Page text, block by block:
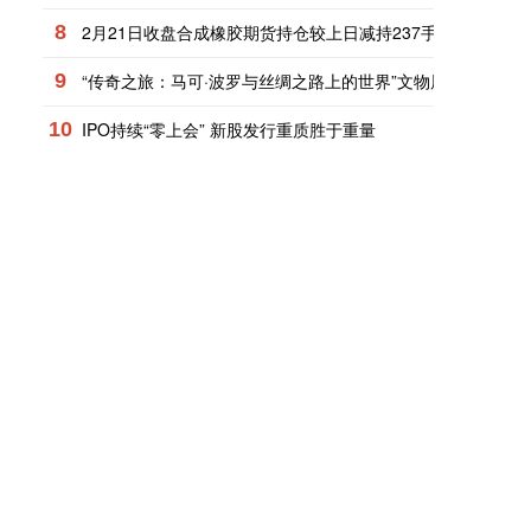
8 2月21日收盘合成橡胶期货持仓较上日减持237手
9 “传奇之旅：马可·波罗与丝绸之路上的世界”文物展在中华世
10 IPO持续“零上会” 新股发行重质胜于重量